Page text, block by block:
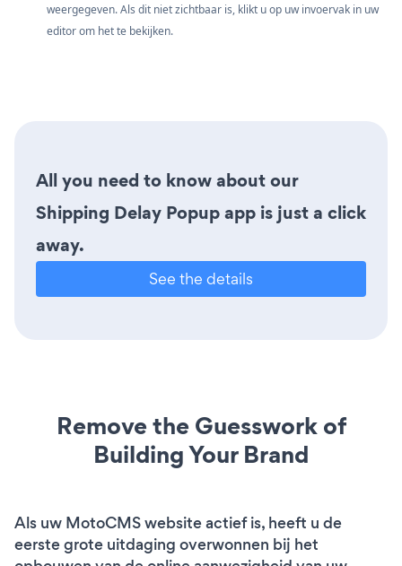
weergegeven. Als dit niet zichtbaar is, klikt u op uw invoervak in uw
editor om het te bekijken.
All you need to know about our
Shipping Delay Popup app is just a click
away.
See the details
Remove the Guesswork of
Building Your Brand
Als uw MotoCMS website actief is, heeft u de
eerste grote uitdaging overwonnen bij het